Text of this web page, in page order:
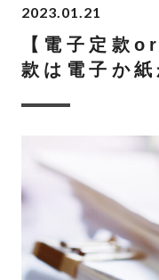
2023.01.21
【電子定款
款は電子か紙